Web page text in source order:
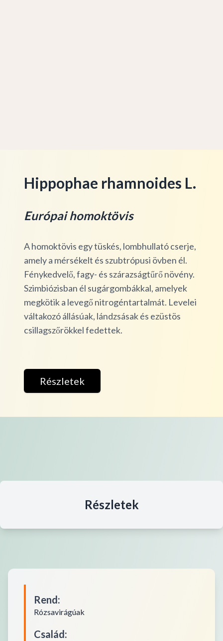
Hippophae rhamnoides L.
Európai homoktövis
A homoktövis egy tüskés, lombhullató cserje,
amely a mérsékelt és szubtrópusi övben él.
Fénykedvelő, fagy- és szárazságtűrő növény.
Szimbiózisban él sugárgombákkal, amelyek
megkötik a levegő nitrogéntartalmát. Levelei
váltakozó állásúak, lándzsásak és ezüstös
csillagszőrökkel fedettek.
Részletek
Részletek
Rend:
Rózsavirágúak
Család: